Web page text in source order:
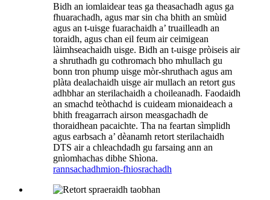
Bidh an iomlaidear teas ga theasachadh agus ga
fhuarachadh, agus mar sin cha bhith an smùid
agus an t-uisge fuarachaidh a’ truailleadh an
toraidh, agus chan eil feum air ceimigean
làimhseachaidh uisge. Bidh an t-uisge pròiseis air
a shruthadh gu cothromach bho mhullach gu
bonn tron ​​phump uisge mòr-shruthach agus am
plàta dealachaidh uisge air mullach an retort gus
adhbhar an sterilachaidh a choileanadh. Faodaidh
an smachd teòthachd is cuideam mionaideach a
bhith freagarrach airson measgachadh de
thoraidhean pacaichte. Tha na feartan sìmplidh
agus earbsach a’ dèanamh retort sterilachaidh
DTS air a chleachdadh gu farsaing ann an
gnìomhachas dibhe Shìona.
rannsachadhmion-fhiosrachadh